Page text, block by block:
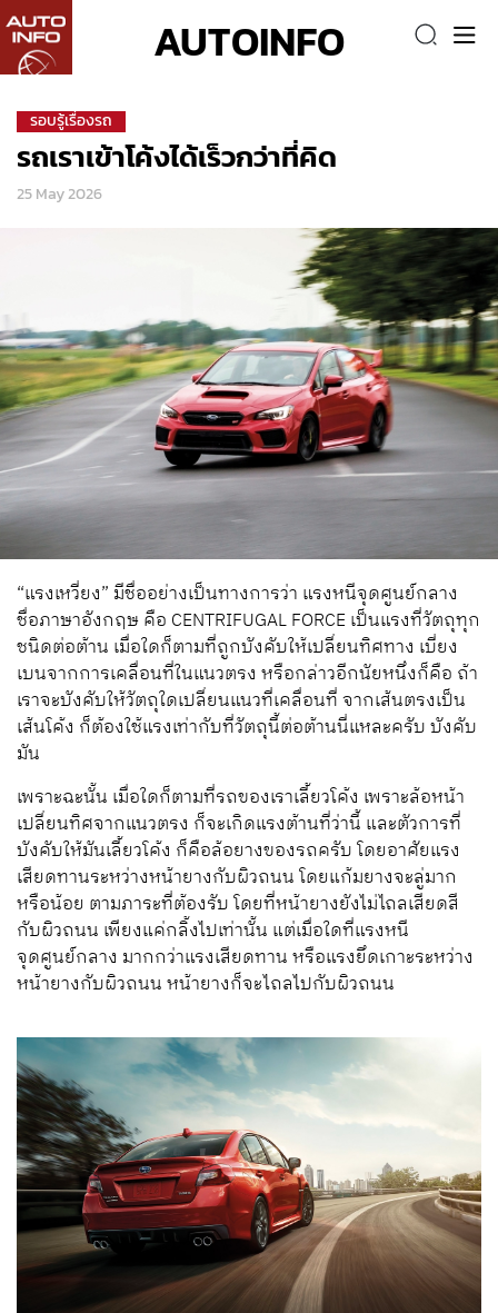
AUTOINFO
รอบรู้เรื่องรถ
รถเราเข้าโค้งได้เร็วกว่าที่คิด
25 May 2026
“แรงเหวี่ยง” มีชื่ออย่างเป็นทางการว่า แรงหนีจุดศูนย์กลาง
ชื่อภาษาอังกฤษ คือ CENTRIFUGAL FORCE เป็นแรงที่วัตถุทุก
ชนิดต่อต้าน เมื่อใดก็ตามที่ถูกบังคับให้เปลี่ยนทิศทาง เบี่ยง
เบนจากการเคลื่อนที่ในแนวตรง หรือกล่าวอีกนัยหนึ่งก็คือ ถ้า
เราจะบังคับให้วัตถุใดเปลี่ยนแนวที่เคลื่อนที่ จากเส้นตรงเป็น
เส้นโค้ง ก็ต้องใช้แรงเท่ากับที่วัตถุนี้ต่อต้านนี่แหละครับ บังคับ
มัน
เพราะฉะนั้น เมื่อใดก็ตามที่รถของเราเลี้ยวโค้ง เพราะล้อหน้า
เปลี่ยนทิศจากแนวตรง ก็จะเกิดแรงต้านที่ว่านี้ และตัวการที่
บังคับให้มันเลี้ยวโค้ง ก็คือล้อยางของรถครับ โดยอาศัยแรง
เสียดทานระหว่างหน้ายางกับผิวถนน โดยแก้มยางจะลู่มาก
หรือน้อย ตามภาระที่ต้องรับ โดยที่หน้ายางยังไม่ไถลเสียดสี
กับผิวถนน เพียงแค่กลิ้งไปเท่านั้น แต่เมื่อใดที่แรงหนี
จุดศูนย์กลาง มากกว่าแรงเสียดทาน หรือแรงยึดเกาะระหว่าง
หน้ายางกับผิวถนน หน้ายางก็จะไถลไปกับผิวถนน